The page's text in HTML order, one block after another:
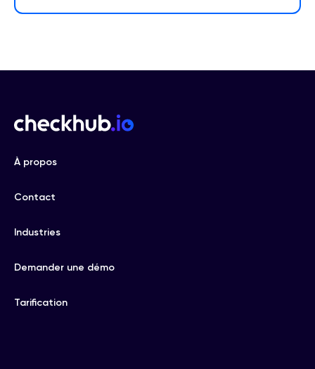
À propos
Contact
Industries
Demander une démo
Tarification